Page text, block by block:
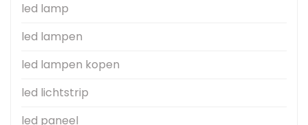
led lamp
led lampen
led lampen kopen
led lichtstrip
led paneel